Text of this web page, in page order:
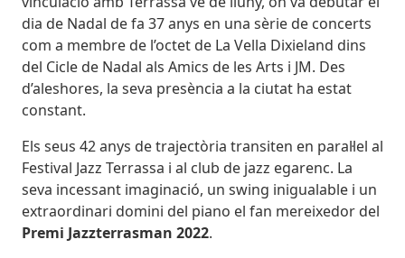
dia de Nadal de fa 37 anys en una sèrie de concerts
com a membre de l’octet de La Vella Dixieland dins
del Cicle de Nadal als Amics de les Arts i JM. Des
d’aleshores, la seva presència a la ciutat ha estat
constant.
Els seus 42 anys de trajectòria transiten en paral·lel al
Festival Jazz Terrassa i al club de jazz egarenc. La
seva incessant imaginació, un swing inigualable i un
extraordinari domini del piano el fan mereixedor del
Premi Jazzterrasman 2022.